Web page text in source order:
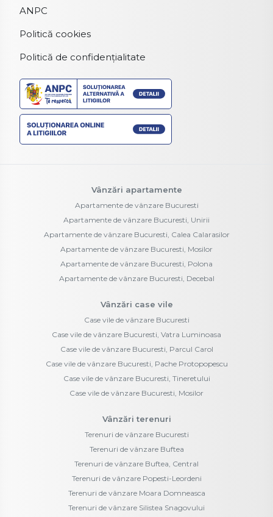
ANPC
Politică cookies
Politică de confidențialitate
Vânzări apartamente
Apartamente de vânzare Bucuresti
Apartamente de vânzare Bucuresti, Unirii
Apartamente de vânzare Bucuresti, Calea Calarasilor
Apartamente de vânzare Bucuresti, Mosilor
Apartamente de vânzare Bucuresti, Polona
Apartamente de vânzare Bucuresti, Decebal
Vânzări case vile
Case vile de vânzare Bucuresti
Case vile de vânzare Bucuresti, Vatra Luminoasa
Case vile de vânzare Bucuresti, Parcul Carol
Case vile de vânzare Bucuresti, Pache Protopopescu
Case vile de vânzare Bucuresti, Tineretului
Case vile de vânzare Bucuresti, Mosilor
Vânzări terenuri
Terenuri de vânzare Bucuresti
Terenuri de vânzare Buftea
Terenuri de vânzare Buftea, Central
Terenuri de vânzare Popesti-Leordeni
Terenuri de vânzare Moara Domneasca
Terenuri de vânzare Silistea Snagovului